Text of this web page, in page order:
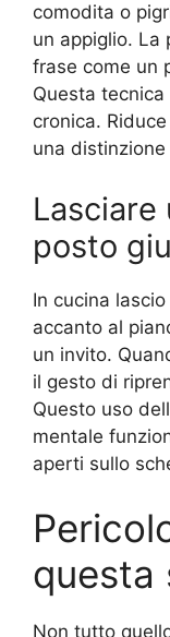
comodita o
un appiglio. La
frase come un
Questa
cronica.
una
Lasciare
posto
In cucina
accanto al
un invito.
il gesto di
Questo uso
mentale
aperti sullo
questa
Non tutto